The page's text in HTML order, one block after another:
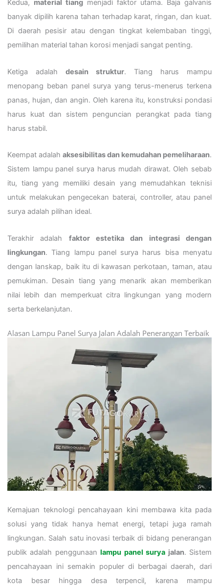
Kedua, material tiang menjadi faktor utama. Baja galvanis
banyak dipilih karena tahan terhadap karat, ringan, dan kuat.
Di daerah pesisir atau dengan tingkat kelembaban tinggi,
pemilihan material tahan korosi menjadi sangat penting.
Ketiga adalah desain struktur. Tiang harus mampu
menopang beban panel surya yang terus-menerus terkena
panas, hujan, dan angin. Oleh karena itu, konstruksi pondasi
harus kuat dan sistem penguncian perangkat pada tiang
harus stabil.
Keempat adalah aksesibilitas dan kemudahan pemeliharaan.
Sistem lampu panel surya harus mudah dirawat. Oleh sebab
itu, tiang yang memiliki desain yang memudahkan teknisi
untuk melakukan pengecekan baterai, controller, atau panel
surya adalah pilihan ideal.
Terakhir adalah faktor estetika dan integrasi dengan
lingkungan. Tiang lampu panel surya harus bisa menyatu
dengan lanskap, baik itu di kawasan perkotaan, taman, atau
pemukiman. Desain tiang yang menarik akan memberikan
nilai lebih dan memperkuat citra lingkungan yang modern
serta berkelanjutan.
Alasan Lampu Panel Surya Jalan Adalah Penerangan Terbaik
Kemajuan teknologi pencahayaan kini membawa kita pada
solusi yang tidak hanya hemat energi, tetapi juga ramah
lingkungan. Salah satu inovasi terbaik di bidang penerangan
publik adalah penggunaan lampu panel surya jalan. Sistem
pencahayaan ini semakin populer di berbagai daerah, dari
kota besar hingga desa terpencil, karena mampu